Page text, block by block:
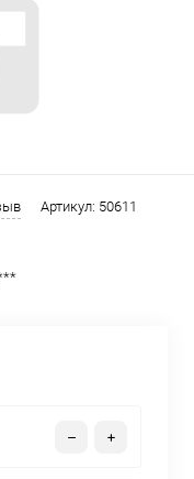
Артикул: 50611